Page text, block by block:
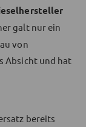
galt nur ein
von
Absicht und hat
bereits